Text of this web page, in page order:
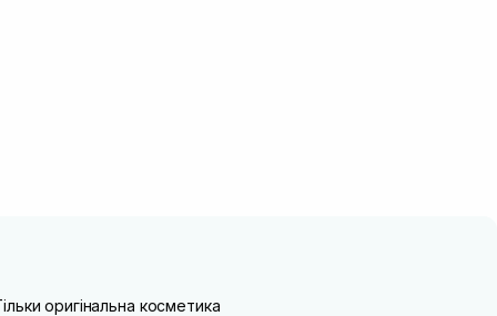
оригінальна косметика